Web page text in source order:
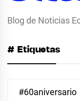
Blog de Noticias
# Etiquetas
#60aniversario